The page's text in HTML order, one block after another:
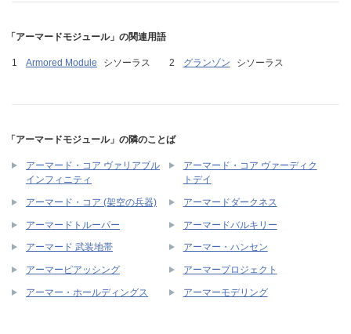
「アーマードモジュール」の関連用語
Armored Module シソーラス グランゾン シソーラス
「アーマードモジュール」の隣のことば
アーマード・コア ヴァリアブル
インフィニティ
アーマード・コア ヴァーディク
トデイ
アーマード・コア (架空の兵器) アーマードダークネス
アーマードトルーパー アーマードバルキリー
アーマード 武装地帯 アーマー・ハンセン
アーマーピアッシング アーマープロジェクト
アーマー・ホールディングス アーマーモデリング